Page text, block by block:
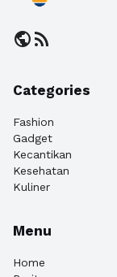
publicrss_feed
Categories
Fashion
Gadget
Kecantikan
Kesehatan
Kuliner
Menu
Home